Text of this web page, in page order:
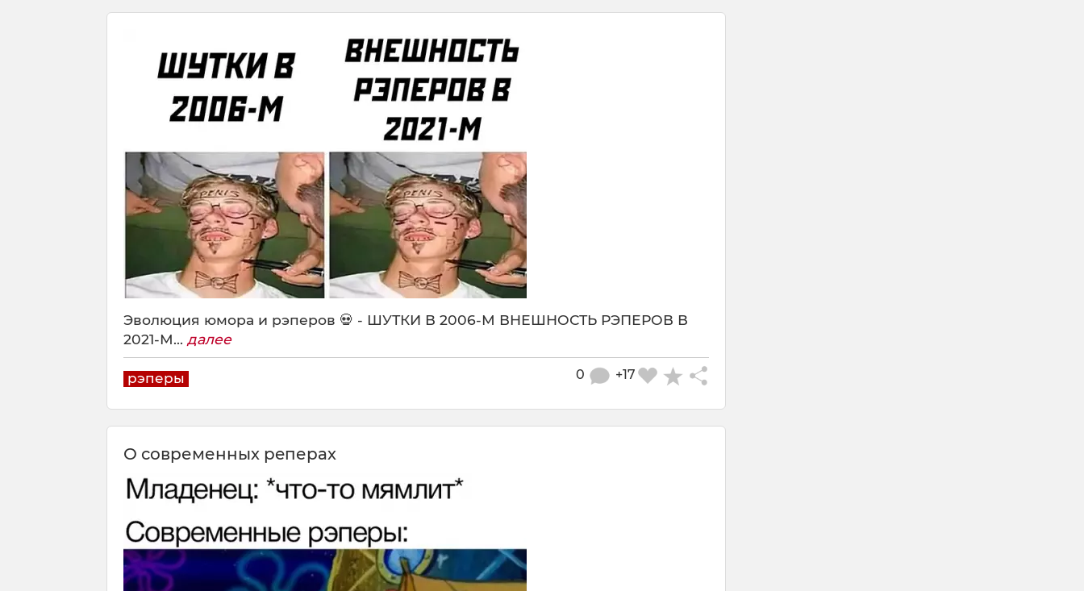
Эволюция юмора и рэперов 💀 - ШУТКИ В 2006-М ВНЕШНОСТЬ РЭПЕРОВ В
2021-М... далее
рэперы +17
0
О современных рeперах